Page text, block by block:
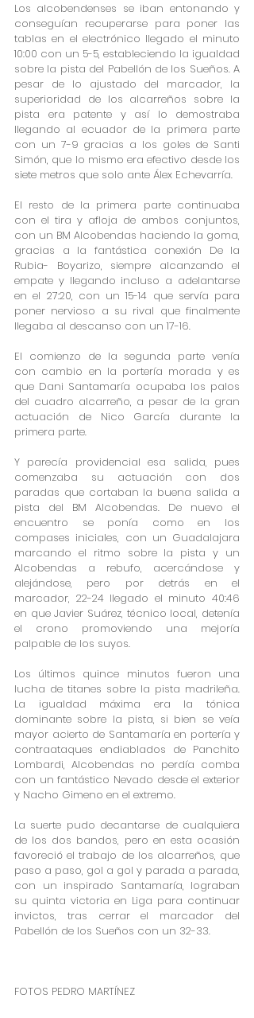
Los alcobendenses se iban entonando y
conseguían recuperarse para poner las
tablas en el electrónico llegado el minuto
10:00 con un 5-5, estableciendo la igualdad
sobre la pista del Pabellón de los Sueños. A
pesar de lo ajustado del marcador, la
superioridad de los alcarreños sobre la
pista era patente y así lo demostraba
llegando al ecuador de la primera parte
con un 7-9 gracias a los goles de Santi
Simón, que lo mismo era efectivo desde los
siete metros que solo ante Álex Echevarría.
El resto de la primera parte continuaba
con el tira y afloja de ambos conjuntos,
con un BM Alcobendas haciendo la goma,
gracias a la fantástica conexión De la
Rubia- Boyarizo, siempre alcanzando el
empate y llegando incluso a adelantarse
en el 27:20, con un 15-14 que servía para
poner nervioso a su rival que finalmente
llegaba al descanso con un 17-16.
El comienzo de la segunda parte venía
con cambio en la portería morada y es
que Dani Santamaría ocupaba los palos
del cuadro alcarreño, a pesar de la gran
actuación de Nico García durante la
primera parte.
Y parecía providencial esa salida, pues
comenzaba su actuación con dos
paradas que cortaban la buena salida a
pista del BM Alcobendas. De nuevo el
encuentro se ponía como en los
compases iniciales, con un Guadalajara
marcando el ritmo sobre la pista y un
Alcobendas a rebufo, acercándose y
alejándose, pero por detrás en el
marcador, 22-24 llegado el minuto 40:46
en que Javier Suárez, técnico local, detenía
el crono promoviendo una mejoría
palpable de los suyos.
Los últimos quince minutos fueron una
lucha de titanes sobre la pista madrileña.
La igualdad máxima era la tónica
dominante sobre la pista, si bien se veía
mayor acierto de Santamaría en portería y
contraataques endiablados de Panchito
Lombardi, Alcobendas no perdía comba
con un fantástico Nevado desde el exterior
y Nacho Gimeno en el extremo.
La suerte pudo decantarse de cualquiera
de los dos bandos, pero en esta ocasión
favoreció el trabajo de los alcarreños, que
paso a paso, gol a gol y parada a parada,
con un inspirado Santamaría, lograban
su quinta victoria en Liga para continuar
invictos, tras cerrar el marcador del
Pabellón de los Sueños con un 32-33.
FOTOS PEDRO MARTÍNEZ